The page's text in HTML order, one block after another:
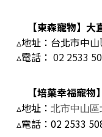
【東森寵物】大
▵地址：台北市中
▵電話： 02 2533
【培菓幸福寵物
▵地址： 北市中山
▵電話： 02 2533